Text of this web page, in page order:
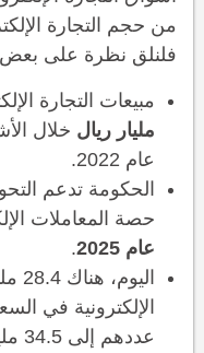
من حجم التجارة
فلنلق نظرة على بعض
مبيعات التجارة
مليار ريال خلال
عام 2022.
الحكومة تدعم
حصة المعاملات
عام 2025
.
الإلكترونية في